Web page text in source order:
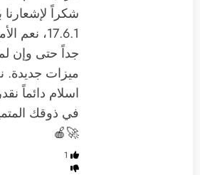
شكراً
17.6.1،
جداً حتى وإن
ميزات جديدة.
اسلام دائماً
في ذوقك
🚀🍎
1